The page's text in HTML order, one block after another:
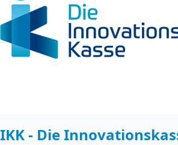
IKK - Die